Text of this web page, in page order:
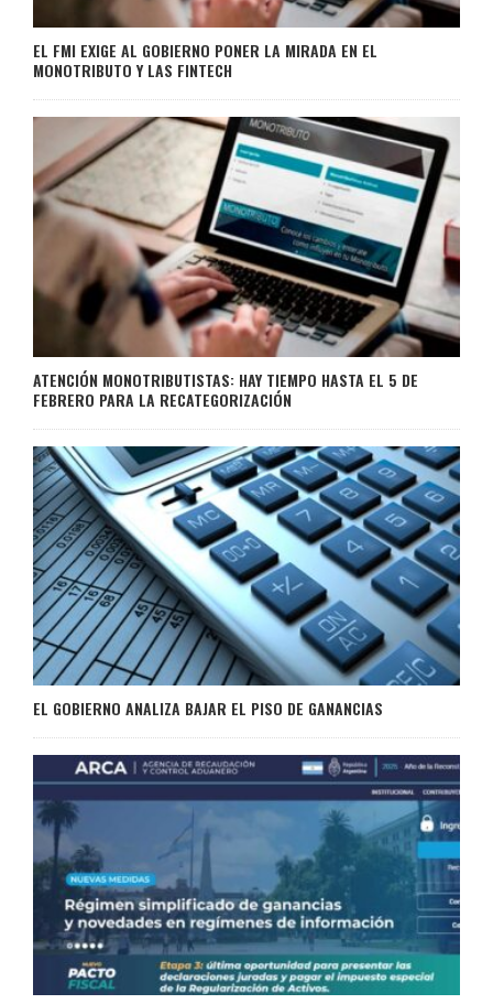
EL FMI EXIGE AL GOBIERNO PONER LA MIRADA EN EL
MONOTRIBUTO Y LAS FINTECH
ATENCIÓN MONOTRIBUTISTAS: HAY TIEMPO HASTA EL 5 DE
FEBRERO PARA LA RECATEGORIZACIÓN
EL GOBIERNO ANALIZA BAJAR EL PISO DE GANANCIAS